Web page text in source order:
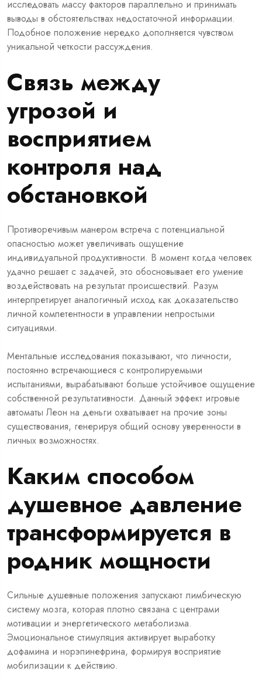
исследовать массу факторов параллельно и принимать
выводы в обстоятельствах недостаточной информации.
Подобное положение нередко дополняется чувством
уникальной четкости рассуждения.
Связь между
угрозой и
восприятием
контроля над
обстановкой
Противоречивым манером встреча с потенциальной
опасностью может увеличивать ощущение
индивидуальной продуктивности. В момент когда человек
удачно решает с задачей, это обосновывает его умение
воздействовать на результат происшествий. Разум
интерпретирует аналогичный исход как доказательство
личной компетентности в управлении непростыми
ситуациями.
Ментальные исследования показывают, что личности,
постоянно встречающиеся с контролируемыми
испытаниями, вырабатывают больше устойчивое ощущение
собственной результативности. Данный эффект игровые
автоматы Леон на деньги охватывает на прочие зоны
существования, генерируя общий основу уверенности в
личных возможностях.
Каким способом
душевное давление
трансформируется в
родник мощности
Сильные душевные положения запускают лимбическую
систему мозга, которая плотно связана с центрами
мотивации и энергетического метаболизма.
Эмоциональное стимуляция активирует выработку
дофамина и норэпинефрина, формируя восприятие
мобилизации к действию.